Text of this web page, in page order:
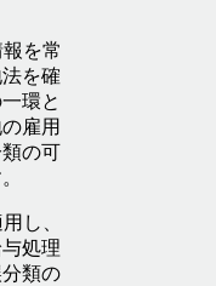
を常
を確
環と
雇用
の可
し、
処理
類の